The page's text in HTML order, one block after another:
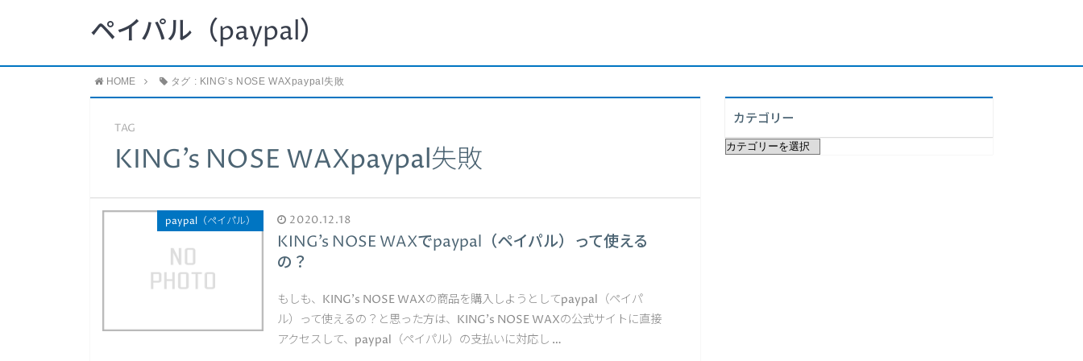
ペイパル（paypal）
HOME タグ : KING’s NOSE WAXpaypal失敗
TAG
KING’s NOSE WAXpaypal失敗
paypal（ペイパル） 2020.12.18
KING’s NOSE WAXでpaypal（ペイパル）って使える
の？
もしも、KING's NOSE WAXの商品を購入しようとしてpaypal（ペイパ
ル）って使えるの？と思った方は、KING's NOSE WAXの公式サイトに直接
アクセスして、paypal（ペイパル）の支払いに対応し …
カテゴリー